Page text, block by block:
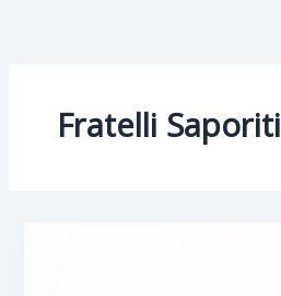
Fratelli Saporiti